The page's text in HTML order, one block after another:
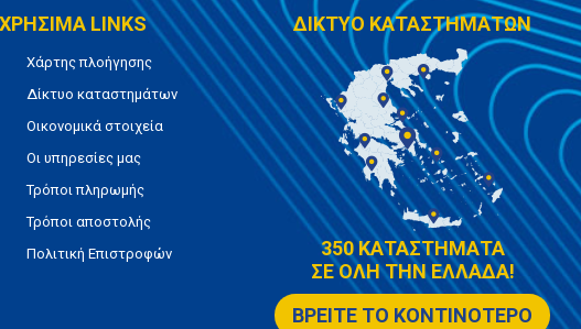
ΧΡΗΣΙΜΑ LINKS
Χάρτης πλοήγησης
Δίκτυο καταστημάτων
Οικονομικά στοιχεία
Οι υπηρεσίες μας
Τρόποι πληρωμής
Τρόποι αποστολής
Πολιτική Επιστροφών
ΔΙΚΤΥΟ ΚΑΤΑΣΤΗΜΑΤΩΝ
350 ΚΑΤΑΣΤΗΜΑΤΑ
ΣΕ ΟΛΗ ΤΗΝ ΕΛΛΑΔΑ!
ΒΡΕΙΤΕ ΤΟ ΚΟΝΤΙΝΟΤΕΡΟ